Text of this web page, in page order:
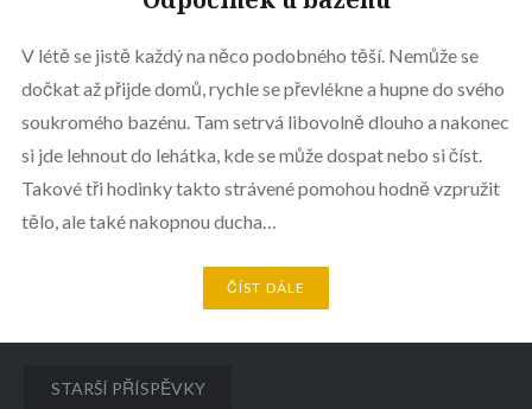
V létě se jistě každý na něco podobného těší. Nemůže se
dočkat až přijde domů, rychle se převlékne a hupne do svého
soukromého bazénu. Tam setrvá libovolně dlouho a nakonec
si jde lehnout do lehátka, kde se může dospat nebo si číst.
Takové tři hodinky takto strávené pomohou hodně vzpružit
tělo, ale také nakopnou ducha…
ČÍST DÁLE
Navigace
STARŠÍ PŘÍSPĚVKY